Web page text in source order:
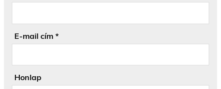
E-mail cím *
Honlap